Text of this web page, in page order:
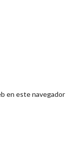
en este navegador